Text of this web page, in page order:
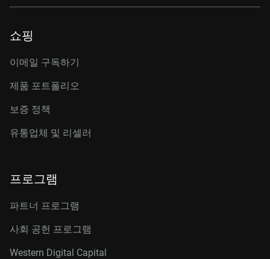
쇼핑
이메일 구독하기
제품 포트폴리오
보증 정책
유통업체 및 리셀러
프로그램
파트너 프로그램
사회 공헌 프로그램
Western Digital Capital